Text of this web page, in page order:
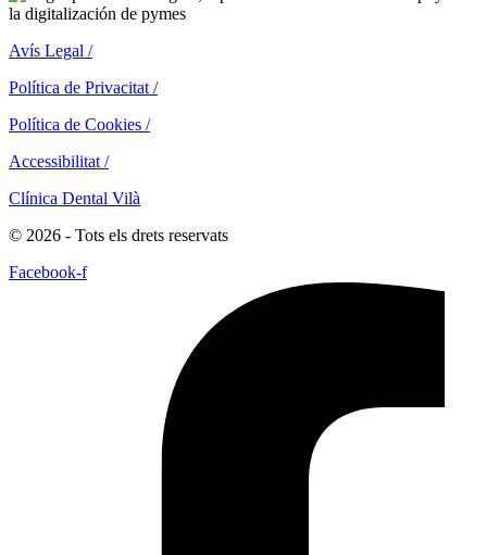
Avís Legal /
Política de Privacitat /
Política de Cookies /
Accessibilitat /
Clínica Dental Vilà
© 2026 - Tots els drets reservats
Facebook-f